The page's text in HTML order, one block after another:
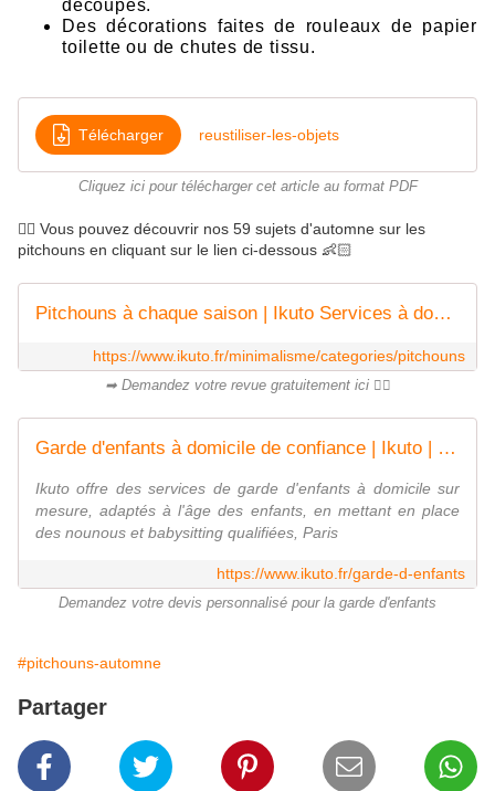
découpés.
Des décorations faites de rouleaux de papier
toilette ou de chutes de tissu.
Télécharger reustiliser-les-objets
Cliquez ici pour télécharger cet article au format PDF
👉🏻 Vous pouvez découvrir nos 59 sujets d'automne sur les
pitchouns en cliquant sur le lien ci-dessous 👶🏻
Pitchouns à chaque saison | Ikuto Services à domicile | France
https://www.ikuto.fr/minimalisme/categories/pitchouns
➡ Demandez votre revue gratuitement ici 👌🏻
Garde d'enfants à domicile de confiance | Ikuto | Paris - France
Ikuto offre des services de garde d'enfants à domicile sur
mesure, adaptés à l'âge des enfants, en mettant en place
des nounous et babysitting qualifiées, Paris
https://www.ikuto.fr/garde-d-enfants
Demandez votre devis personnalisé pour la garde d'enfants
#pitchouns-automne
Partager